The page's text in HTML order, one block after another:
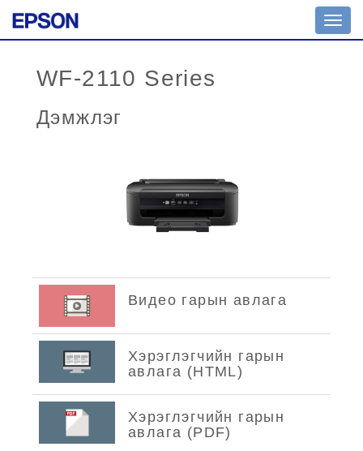
WF-2110 Series
Дэмжлэг